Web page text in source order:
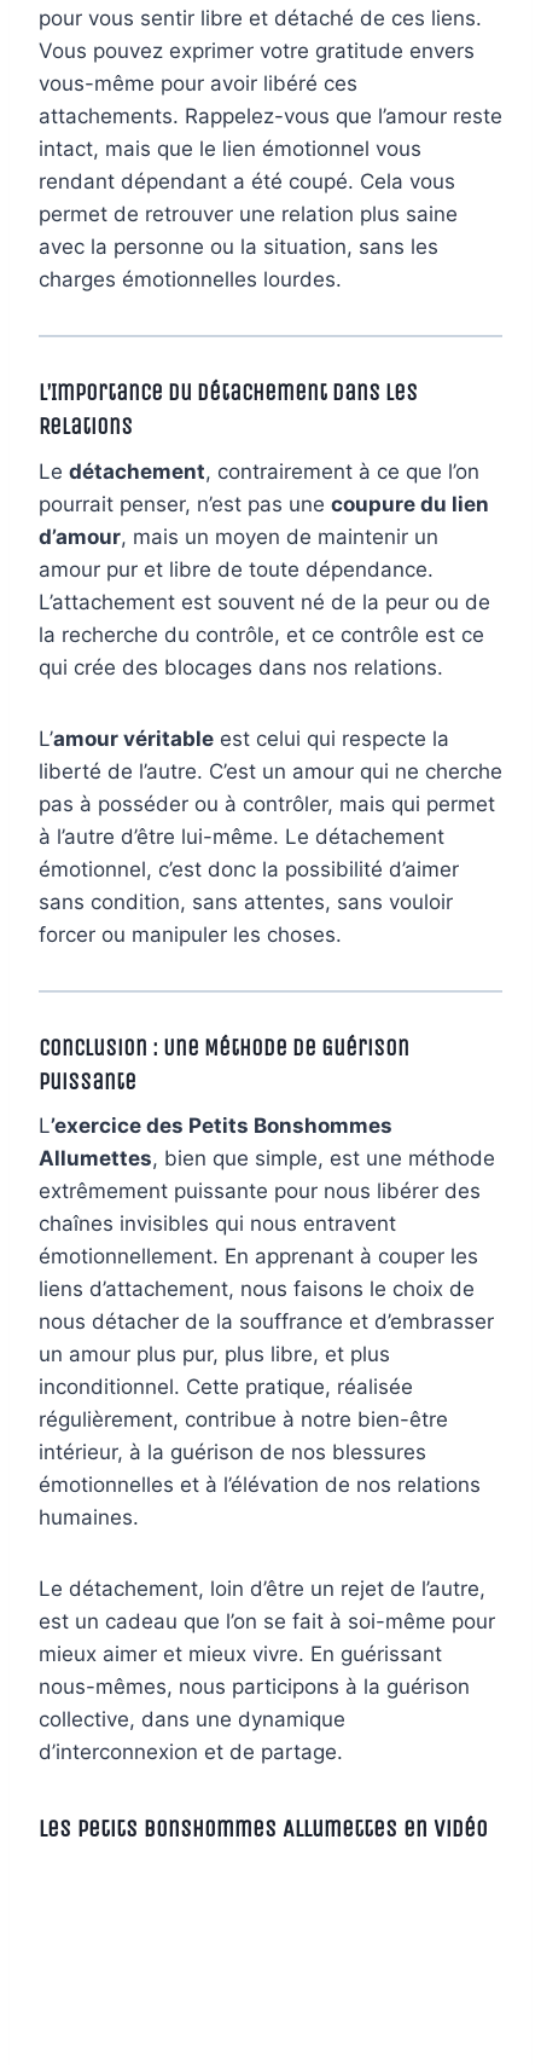
pour vous sentir libre et détaché de ces liens.
Vous pouvez exprimer votre gratitude envers
vous-même pour avoir libéré ces
attachements. Rappelez-vous que l’amour reste
intact, mais que le lien émotionnel vous
rendant dépendant a été coupé. Cela vous
permet de retrouver une relation plus saine
avec la personne ou la situation, sans les
charges émotionnelles lourdes.
L’Importance du Détachement dans les
Relations
Le détachement, contrairement à ce que l’on
pourrait penser, n’est pas une coupure du lien
d’amour, mais un moyen de maintenir un
amour pur et libre de toute dépendance.
L’attachement est souvent né de la peur ou de
la recherche du contrôle, et ce contrôle est ce
qui crée des blocages dans nos relations.
L’amour véritable est celui qui respecte la
liberté de l’autre. C’est un amour qui ne cherche
pas à posséder ou à contrôler, mais qui permet
à l’autre d’être lui-même. Le détachement
émotionnel, c’est donc la possibilité d’aimer
sans condition, sans attentes, sans vouloir
forcer ou manipuler les choses.
Conclusion : Une Méthode de Guérison
Puissante
L’exercice des Petits Bonshommes
Allumettes, bien que simple, est une méthode
extrêmement puissante pour nous libérer des
chaînes invisibles qui nous entravent
émotionnellement. En apprenant à couper les
liens d’attachement, nous faisons le choix de
nous détacher de la souffrance et d’embrasser
un amour plus pur, plus libre, et plus
inconditionnel. Cette pratique, réalisée
régulièrement, contribue à notre bien-être
intérieur, à la guérison de nos blessures
émotionnelles et à l’élévation de nos relations
humaines.
Le détachement, loin d’être un rejet de l’autre,
est un cadeau que l’on se fait à soi-même pour
mieux aimer et mieux vivre. En guérissant
nous-mêmes, nous participons à la guérison
collective, dans une dynamique
d’interconnexion et de partage.
Les Petits Bonshommes Allumettes en vidéo